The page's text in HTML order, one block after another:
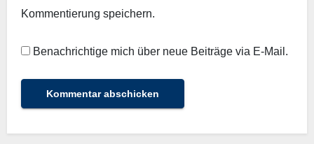
Kommentierung speichern.
Benachrichtige mich über neue Beiträge via E-Mail.